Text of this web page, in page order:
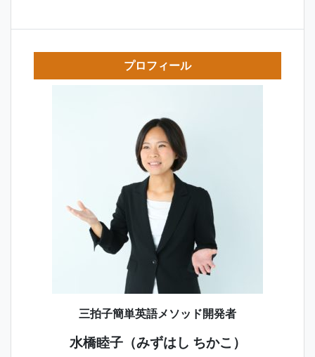
プロフィール
三拍子簡単英語メソッド開発者
水橋睦子（みずはし ちかこ）